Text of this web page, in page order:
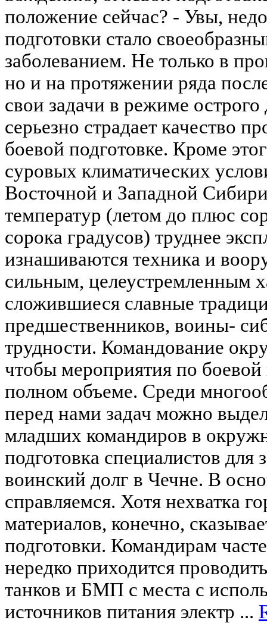
положение сейчас? - Увы,
подготовки стало
заболеванием. Не только в
но и на протяжении ряда
свои задачи в режиме острого
серьезно страдает качество
боевой подготовке. Кроме
суровых климатических
Восточной и Западной
температур (летом до плюс
сорока градусов) труднее
изнашиваются техника и
сильным, целеустремленным
сложившиеся славные
предшественников, воины-
трудности. Командование
чтобы мероприятия по
полном объеме. Среди
перед нами задач можно
младших командиров в
подготовка специалистов для
воинский долг в Чечне. В
справляемся. Хотя нехватка
материалов, конечно,
подготовки. Командирам
нередко приходится
танков и БМП с места с
источников питания электр ...